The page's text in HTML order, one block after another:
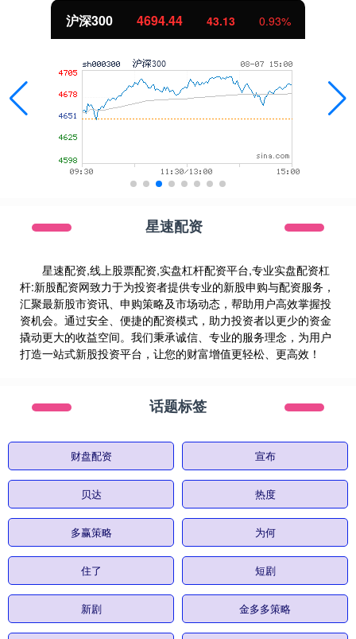
沪深300 4694.44 43.13 0.93%
星速配资
星速配资,线上股票配资,实盘杠杆配资平台,专业实盘配资杠
杆:新股配资网致力于为投资者提供专业的新股申购与配资服务，
汇聚最新股市资讯、申购策略及市场动态，帮助用户高效掌握投
资机会。通过安全、便捷的配资模式，助力投资者以更少的资金
撬动更大的收益空间。我们秉承诚信、专业的服务理念，为用户
打造一站式新股投资平台，让您的财富增值更轻松、更高效！
话题标签
财盘配资 宣布
贝达 热度
多赢策略 为何
住了 短剧
新剧 金多多策略